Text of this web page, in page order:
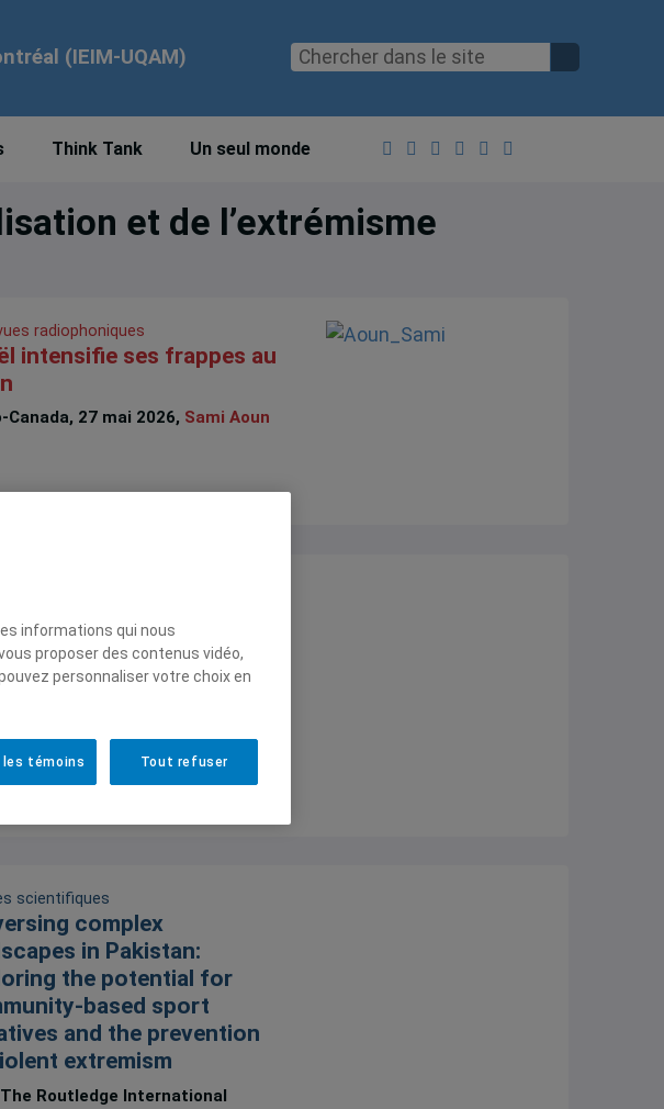
(IEIM-UQAM)
Think Tank Un seul monde
et de l’extrémisme
radiophoniques
intensifie ses frappes au
Canada, 27 mai 2026, Sami Aoun
progresse. Évolution de
au
14 mai 2026
scientifiques
complex
in Pakistan:
the potential for
based sport
and the prevention
extremism
Routledge International
informations qui nous
proposer des contenus vidéo,
personnaliser votre choix en
Tout refuser
témoins